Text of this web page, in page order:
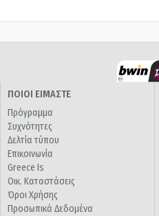
ΠΟΙΟΙ ΕΙΜΑΣΤΕ
Πρόγραμμα
Συχνότητες
Δελτία τύπου
Επικοινωνία
Greece Is
Οικ. Καταστάσεις
Όροι Χρήσης
Προσωπικά Δεδομένα